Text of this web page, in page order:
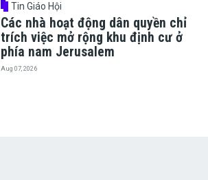
Tin Giáo Hội
Các nhà hoạt động dân quyền chỉ
trích việc mở rộng khu định cư ở
phía nam Jerusalem
Aug 07, 2026